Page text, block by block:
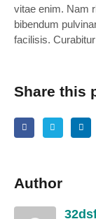
vitae enim. Nam
bibendum
facilisis.
Share this
Author